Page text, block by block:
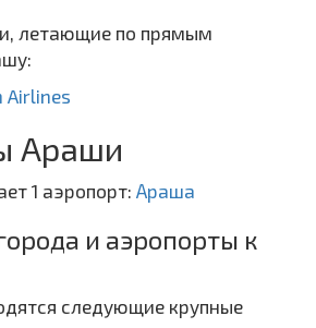
летающие по прямым
Airlines
Араши
1 аэропорт: Араша
и аэропорты к
следующие крупные